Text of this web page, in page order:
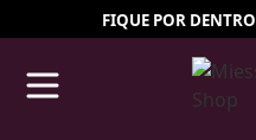
FIQUE POR DENTRO